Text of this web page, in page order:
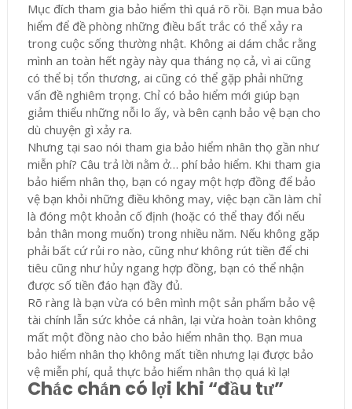
Mục đích tham gia bảo hiểm thì quá rõ rồi. Bạn mua bảo
hiểm để đề phòng những điều bất trắc có thể xảy ra
trong cuộc sống thường nhật. Không ai dám chắc rằng
mình an toàn hết ngày này qua tháng nọ cả, vì ai cũng
có thể bị tổn thương, ai cũng có thể gặp phải những
vấn đề nghiêm trọng. Chỉ có bảo hiểm mới giúp bạn
giảm thiểu những nỗi lo ấy, và bên cạnh bảo vệ bạn cho
dù chuyện gì xảy ra.
Nhưng tại sao nói tham gia bảo hiểm nhân thọ gần như
miễn phí? Câu trả lời nằm ở… phí bảo hiểm. Khi tham gia
bảo hiểm nhân thọ, bạn có ngay một hợp đồng để bảo
vệ bạn khỏi những điều không may, việc bạn cần làm chỉ
là đóng một khoản cố định (hoặc có thể thay đổi nếu
bản thân mong muốn) trong nhiều năm. Nếu không gặp
phải bất cứ rủi ro nào, cũng như không rút tiền để chi
tiêu cũng như hủy ngang hợp đồng, bạn có thể nhận
được số tiền đáo hạn đầy đủ.
Rõ ràng là bạn vừa có bên mình một sản phẩm bảo vệ
tài chính lẫn sức khỏe cá nhân, lại vừa hoàn toàn không
mất một đồng nào cho bảo hiểm nhân thọ. Bạn mua
bảo hiểm nhân thọ không mất tiền nhưng lại được bảo
vệ miễn phí, quả thực bảo hiểm nhân thọ quá kì lạ!
Chắc chắn có lợi khi “đầu tư”